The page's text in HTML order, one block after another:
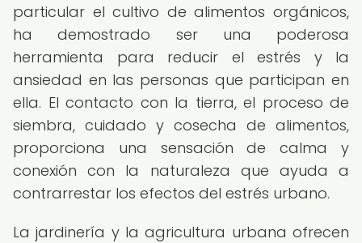
particular el cultivo de alimentos orgánicos,
ha demostrado ser una poderosa
herramienta para reducir el estrés y la
ansiedad en las personas que participan en
ella. El contacto con la tierra, el proceso de
siembra, cuidado y cosecha de alimentos,
proporciona una sensación de calma y
conexión con la naturaleza que ayuda a
contrarrestar los efectos del estrés urbano.
La jardinería y la agricultura urbana ofrecen